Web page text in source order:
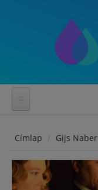
Címlap Gijs Naber